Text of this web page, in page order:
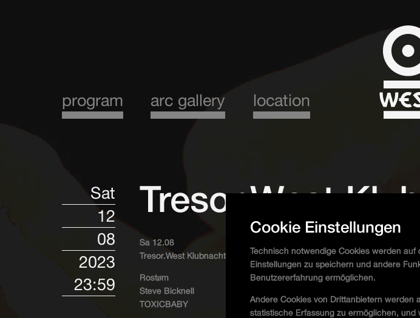
program arc gallery location
Sat
12
08
2023
23:59
Tresor.West
Sa 12.08
Tresor.West Klubnacht
Rostøm
Steve Bicknell
TOXICBABY
Cookie Einstellungen
Technisch notwendige Cookies werden auf
Einstellungen zu speichern und andere
Benutzererfahrung ermöglichen.
Andere Cookies von Drittanbietern werden
statistische Erfassung zu ermöglichen,